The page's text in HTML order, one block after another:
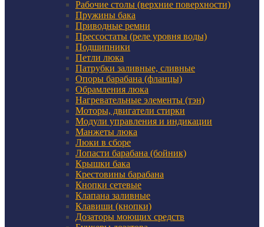
Рабочие столы (верхние поверхности)
Пружины бака
Приводные ремни
Прессостаты (реле уровня воды)
Подшипники
Петли люка
Патрубки заливные, сливные
Опоры барабана (фланцы)
Обрамления люка
Нагревательные элементы (тэн)
Моторы, двигатели стирки
Модули управления и индикации
Манжеты люка
Люки в сборе
Лопасти барабана (бойник)
Крышки бака
Крестовины барабана
Кнопки сетевые
Клапана заливные
Клавиши (кнопки)
Дозаторы моющих средств